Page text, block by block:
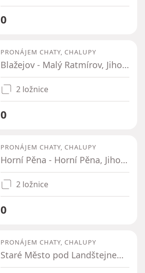
0
PRONÁJEM CHATY, CHALUPY
Blažejov - Malý Ratmírov, Jihočeský kraj
2 ložnice
0
PRONÁJEM CHATY, CHALUPY
Horní Pěna - Horní Pěna, Jihočeský kraj
2 ložnice
0
PRONÁJEM CHATY, CHALUPY
Staré Město pod Landštejnem - Veclov, Jihočeský kraj